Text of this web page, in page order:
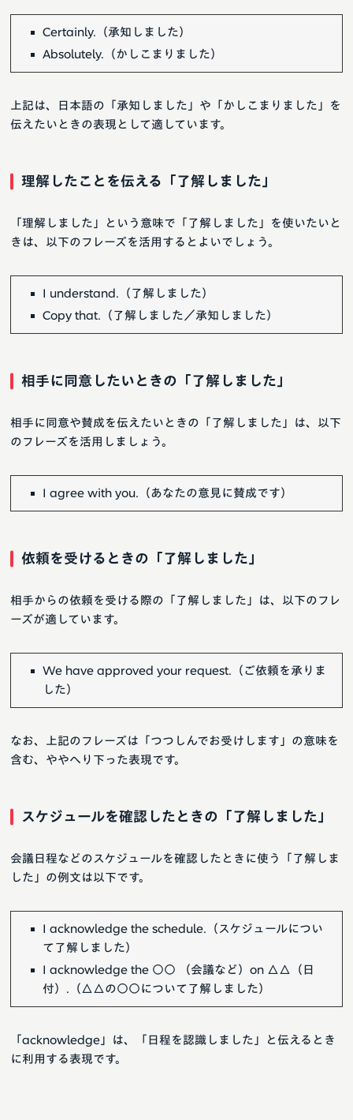
Certainly.（承知しました）
Absolutely.（かしこまりました）
上記は、日本語の「承知しました」や「かしこまりました」を
伝えたいときの表現として適しています。
理解したことを伝える「了解しました」
「理解しました」という意味で「了解しました」を使いたいと
きは、以下のフレーズを活用するとよいでしょう。
I understand.（了解しました）
Copy that.（了解しました／承知しました）
相手に同意したいときの「了解しました」
相手に同意や賛成を伝えたいときの「了解しました」は、以下
のフレーズを活用しましょう。
I agree with you.（あなたの意見に賛成です）
依頼を受けるときの「了解しました」
相手からの依頼を受ける際の「了解しました」は、以下のフレ
ーズが適しています。
We have approved your request.（ご依頼を承りま
した）
なお、上記のフレーズは「つつしんでお受けします」の意味を
含む、ややへり下った表現です。
スケジュールを確認したときの「了解しました」
会議日程などのスケジュールを確認したときに使う「了解しま
した」の例文は以下です。
I acknowledge the schedule.（スケジュールについ
て了解しました）
I acknowledge the ○○ （会議など）on △△（日
付）.（△△の○○について了解しました）
「acknowledge」は、「日程を認識しました」と伝えるとき
に利用する表現です。